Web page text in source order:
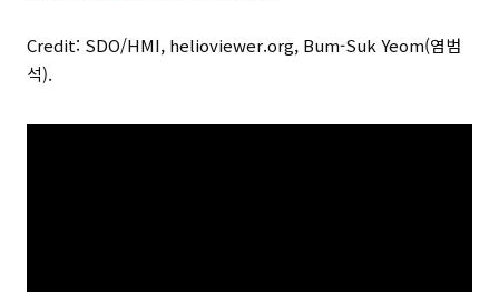
Credit: SDO/HMI, helioviewer.org, Bum-Suk Yeom(염범
석).